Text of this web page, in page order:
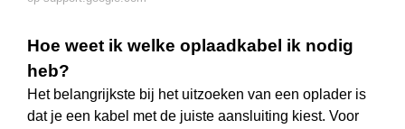
Hoe weet ik welke oplaadkabel ik nodig
heb?
Het belangrijkste bij het uitzoeken van een oplader is
dat je een kabel met de juiste aansluiting kiest. Voor